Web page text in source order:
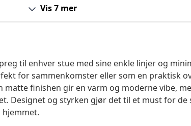
Vis 7 mer
til enhver stue med sine enkle linjer og
for sammenkomster eller som en praktisk
finishen gir en varm og moderne vibe,
Designet og styrken gjør det til et must for de